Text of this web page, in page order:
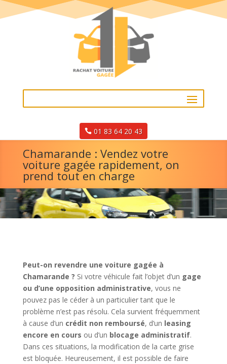
01 83 64 20 43
Chamarande : Vendez votre
voiture gagée rapidement, on
prend tout en charge
Peut-on revendre une voiture gagée à
Chamarande ? Si votre véhicule fait l’objet d’un gage
ou d’une opposition administrative, vous ne
pouvez pas le céder à un particulier tant que le
problème n’est pas résolu. Cela survient fréquemment
à cause d’un crédit non remboursé, d’un leasing
encore en cours ou d’un blocage administratif.
Dans ces situations, la modification de la carte grise
est bloquée. Heureusement, il est possible de faire